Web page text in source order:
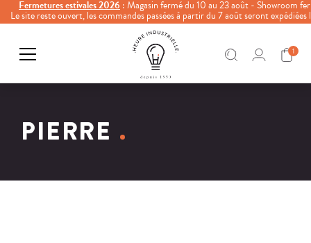
PIERRE
Fermetures estivales 2026 : Magasin fermé du 10 au 23 août - Showroom
Le site reste ouvert, les commandes passées à partir du 7 août seront
1